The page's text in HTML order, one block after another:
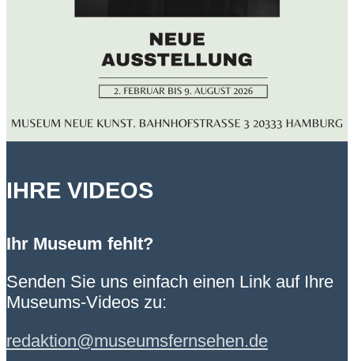
IHRE VIDEOS
Ihr Museum fehlt?
Senden Sie uns einfach einen Link auf Ihre
Museums-Videos zu:
redaktion@museumsfernsehen.de